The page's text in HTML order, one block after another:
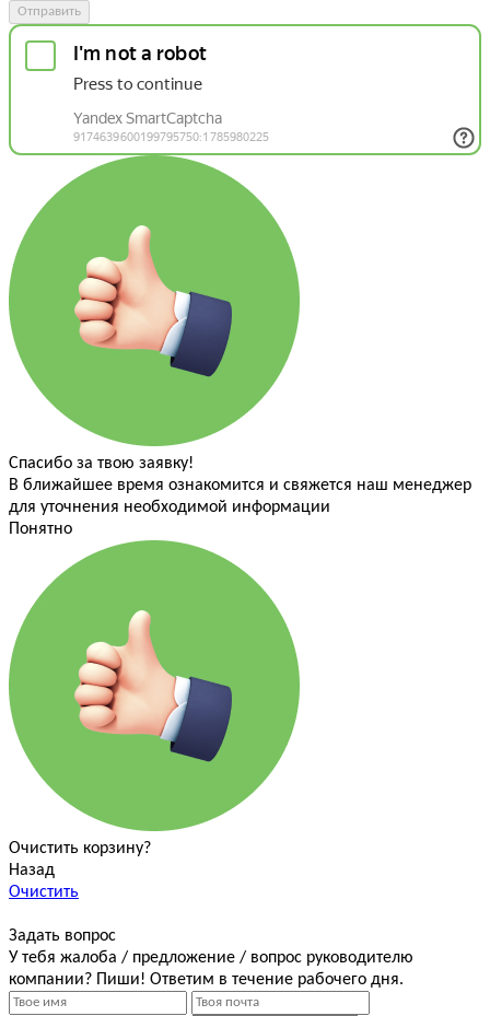
Отправить
Спасибо за твою заявку!
В ближайшее время ознакомится и свяжется наш менеджер
для уточнения необходимой информации
Понятно
Очистить корзину?
Назад
Очистить
Задать вопрос
У тебя жалоба / предложение / вопрос руководителю
компании? Пиши! Ответим в течение рабочего дня.